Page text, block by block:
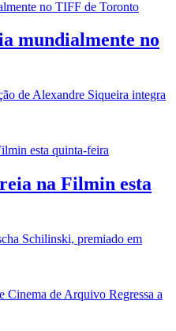
mundialmente no
de Alexandre Siqueira integra
na Filmin esta
Schilinski, premiado em